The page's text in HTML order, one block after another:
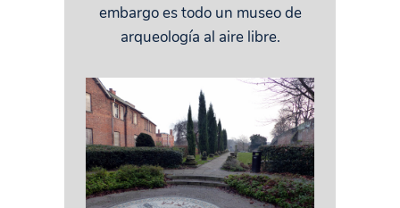
embargo es todo un museo de
arqueología al aire libre.